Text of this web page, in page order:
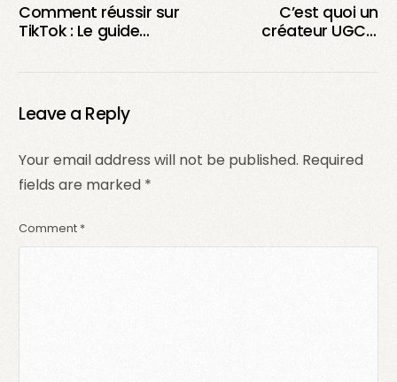
Comment réussir sur
TikTok : Le guide
dans l’univers des
C’est quoi un
créateur UGC ?
et son impact dans
Leave a Reply
Your email address will not be published. Required
fields are marked *
Comment *